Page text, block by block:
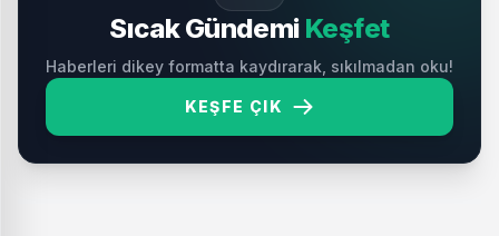
Sıcak Gündemi Keşfet
Haberleri dikey formatta kaydırarak, sıkılmadan oku!
KEŞFE ÇIK